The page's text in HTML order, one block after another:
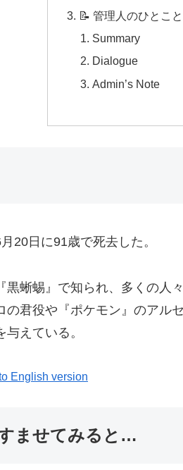
📝 管理人のひとこと
Summary
Dialogue
Admin’s Note
20日に91歳で死去した。
蜥蜴』で知られ、多くの
君役や『ポケモン』のア
えている。
English version
ませてみると…